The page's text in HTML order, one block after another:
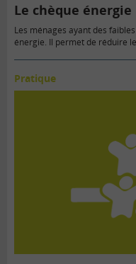
Le chèque énergie
Les ménages ayant des
énergie. Il permet de réduire
Pratique